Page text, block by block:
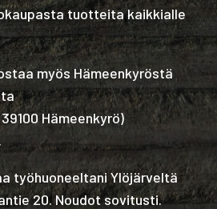
tuotteita kaikkialle
myös Hämeenkyröstä
Hämeenkyrö)
työhuoneeltani Ylöjärveltä
20. Noudot sovitusti.